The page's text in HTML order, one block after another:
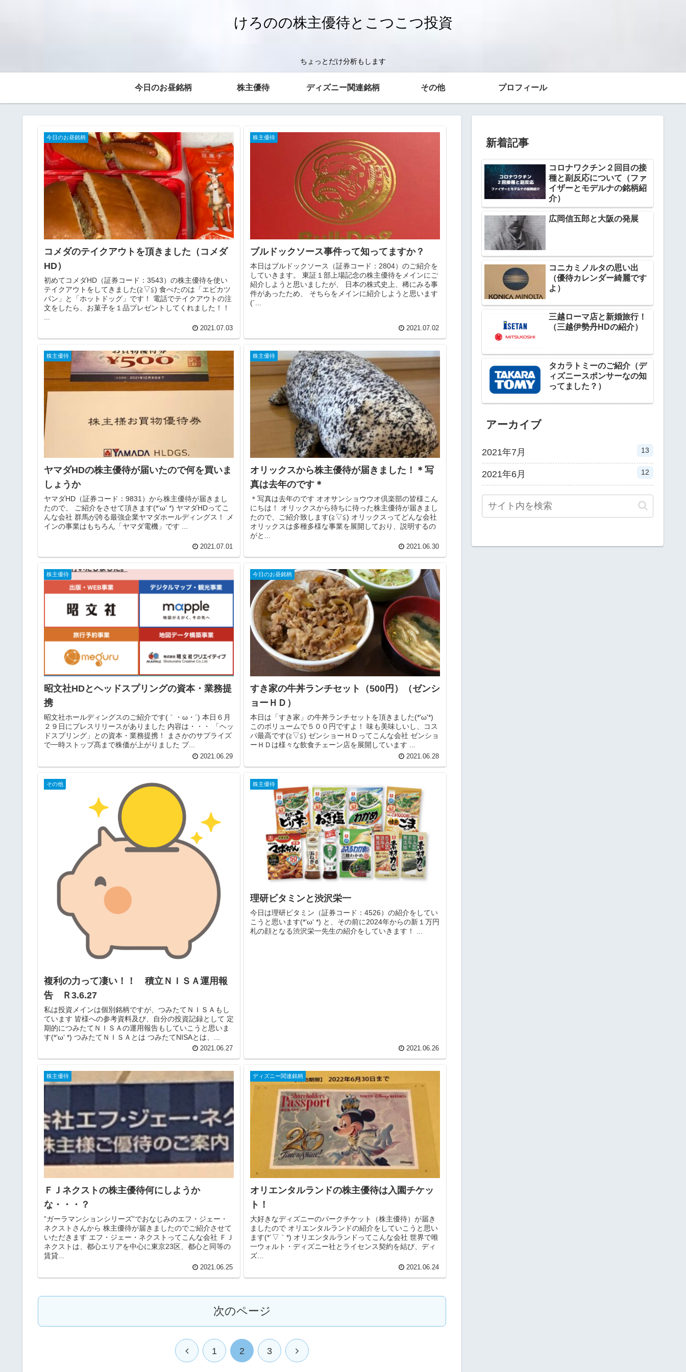
けろのの株主優待とこつこつ投資
ちょっとだけ分析もします
今日のお昼銘柄 株主優待 ディズニー関連銘柄 その他 プロフィール
今日のお昼銘柄
コメダのテイクアウトを頂きました（コメダ
HD）
初めてコメダHD（証券コード：3543）の株主優待を使い
テイクアウトをしてきました(≧▽≦) 食べたのは「エビカツ
パン」と「ホットドッグ」です！ 電話でテイクアウトの注
文をしたら、お菓子を１品プレゼントしてくれました！！
2021.07.03
株主優待
ブルドックソース事件って知ってますか？
本日はブルドックソース（証券コード：2804）のご紹介を
していきます。 東証１部上場記念の株主優待をメインにご
紹介しようと思いましたが、 日本の株式史上、稀にみる事
件があったため、 そちらをメインに紹介しようと思います
(´...
2021.07.02
株主優待
ヤマダHDの株主優待が届いたので何を買いま
しょうか
ヤマダHD（証券コード：9831）から株主優待が届きまし
たので、 ご紹介をさせて頂きます(*‘ω‘ *) ヤマダHDってこ
んな会社 群馬が誇る最強企業ヤマダホールディングス！ メ
インの事業はもちろん「ヤマダ電機」です ...
2021.07.01
株主優待
オリックスから株主優待が届きました！＊写
真は去年のです＊
＊写真は去年のです オオサンショウウオ倶楽部の皆様こん
にちは！ オリックスから待ちに待った株主優待が届きまし
たので、ご紹介致します(≧▽≦) オリックスってどんな会社
オリックスは多種多様な事業を展開しており、説明するの
がと...
2021.06.30
株主優待
昭文社HDとヘッドスプリングの資本・業務提
携
昭文社ホールディングスのご紹介です(｀・ω・´) 本日６月
２９日にプレスリリースがありました 内容は・・・ 「ヘッ
ドスプリング」との資本・業務提携！ まさかのサプライズ
で一時ストップ髙まで株価が上がりました プ...
2021.06.29
今日のお昼銘柄
すき家の牛丼ランチセット（500円）（ゼンシ
ョーＨＤ）
本日は「すき家」の牛丼ランチセットを頂きました(*'ω'*)
このボリュームで５００円ですよ！ 味も美味しいし、コス
パ最高です(≧▽≦) ゼンショーＨＤってこんな会社 ゼンショ
ーＨＤは様々な飲食チェーン店を展開しています ...
2021.06.28
その他
複利の力って凄い！！ 積立ＮＩＳＡ運用報
告 Ｒ3.6.27
私は投資メインは個別銘柄ですが、つみたてＮＩＳＡもし
ています 皆様への参考資料及び、自分の投資記録として 定
期的につみたてＮＩＳＡの運用報告もしていこうと思いま
す(*‘ω‘ *) つみたてＮＩＳＡとは つみたてNISAとは、...
2021.06.27
株主優待
理研ビタミンと渋沢栄一
今日は理研ビタミン（証券コード：4526）の紹介をしてい
こうと思います(*‘ω‘ *) と、その前に2024年からの新１万円
札の顔となる渋沢栄一先生の紹介をしていきます！ ...
2021.06.26
株主優待
ＦＪネクストの株主優待何にしようか
な・・・？
”ガーラマンションシリーズ”でおなじみのエフ・ジェー・
ネクストさんから 株主優待が届きましたのでご紹介させて
いただきます エフ・ジェー・ネクストってこんな会社 ＦＪ
ネクストは、都心エリアを中心に東京23区、都心と同等の
賃貸...
2021.06.25
ディズニー関連銘柄
オリエンタルランドの株主優待は入園チケッ
ト！
大好きなディズニーのパークチケット（株主優待）が届き
ましたので オリエンタルランドの紹介をしていこうと思い
ます(*´▽｀*) オリエンタルランドってこんな会社 世界で唯
一ウォルト・ディズニー社とライセンス契約を結び、ディ
ズ...
2021.06.24
次のページ
1 2 3
新着記事
コロナワクチン２回目の接
種と副反応について（ファ
イザーとモデルナの銘柄紹
介）
広岡信五郎と大阪の発展
コニカミノルタの思い出
（優待カレンダー綺麗です
よ）
三越ローマ店と新婚旅行！
（三越伊勢丹HDの紹介）
タカラトミーのご紹介（デ
ィズニースポンサーなの知
ってました？）
アーカイブ
2021年7月 13
2021年6月 12